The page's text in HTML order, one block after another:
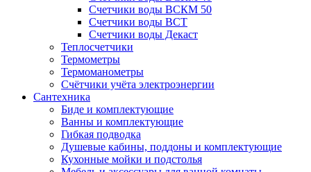
Счетчики воды ВСКМ 50
Счетчики воды ВСТ
Счетчики воды Декаст
Теплосчетчики
Термометры
Термоманометры
Счётчики учёта электроэнергии
Сантехника
Биде и комплектующие
Ванны и комплектующие
Гибкая подводка
Душевые кабины, поддоны и комплектующие
Кухонные мойки и подстолья